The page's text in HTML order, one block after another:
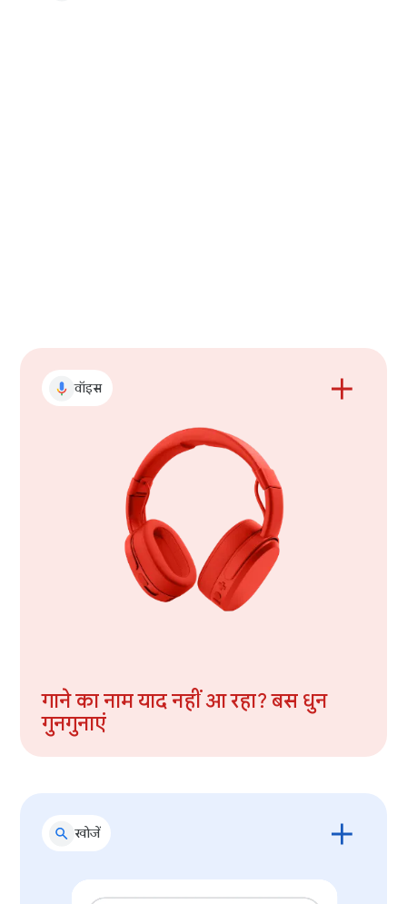
वॉइस
गाने का नाम याद नहीं आ रहा? बस धुन
गुनगुनाएं
खोजें